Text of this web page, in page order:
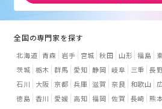
全国の専門家を探す
北海道 青森 岩手 宮城 秋田 山形 福島
茨城 栃木 群馬 愛知 静岡 岐阜 三重 長
石川
大阪 京都 兵庫 滋賀 奈良 和歌山
徳島 香川 愛媛 高知 福岡 佐賀 長崎 熊